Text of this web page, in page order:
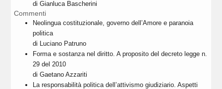
di Gianluca Bascherini
Commenti
Neolingua costituzionale, governo dell’Amore e paranoia
politica
di Luciano Patruno
Forma e sostanza nel diritto. A proposito del decreto legge n.
29 del 2010
di Gaetano Azzariti
La responsabilità politica dell’attivismo giudiziario. Aspetti